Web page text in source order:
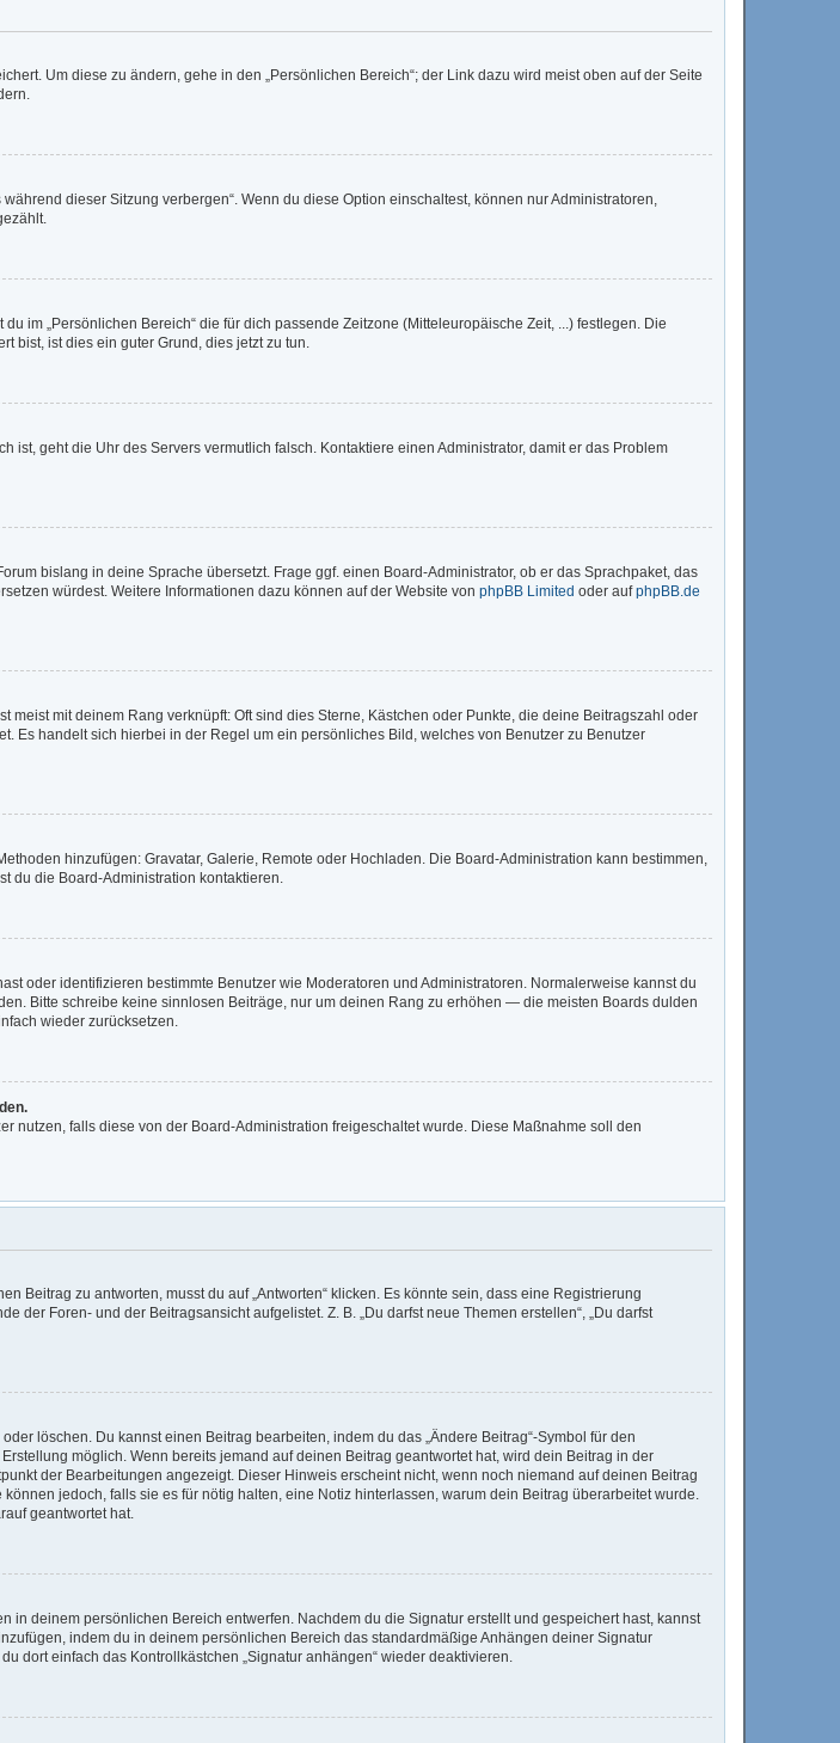
Um diese zu ändern, gehe in den „Persönlichen Bereich“; der Link dazu wird meist oben auf der Seite
dieser Sitzung verbergen“. Wenn du diese Option einschaltest, können nur Administratoren,
im „Persönlichen Bereich“ die für dich passende Zeitzone (Mitteleuropäische Zeit, ...) festlegen. Die
bist, ist dies ein guter Grund, dies jetzt zu tun.
geht die Uhr des Servers vermutlich falsch. Kontaktiere einen Administrator, damit er das Problem
bislang in deine Sprache übersetzt. Frage ggf. einen Board-Administrator, ob er das Sprachpaket, das
würdest. Weitere Informationen dazu können auf der Website von phpBB Limited oder aufphpBB.de
mit deinem Rang verknüpft: Oft sind dies Sterne, Kästchen oder Punkte, die deine Beitragszahl oder
Es handelt sich hierbei in der Regel um ein persönliches Bild, welches von Benutzer zu Benutzer
hinzufügen: Gravatar, Galerie, Remote oder Hochladen. Die Board-Administration kann bestimmen,
du die Board-Administration kontaktieren.
oder identifizieren bestimmte Benutzer wie Moderatoren und Administratoren. Normalerweise kannst du
Bitte schreibe keine sinnlosen Beiträge, nur um deinen Rang zu erhöhen — die meisten Boards dulden
wieder zurücksetzen.
nutzen, falls diese von der Board-Administration freigeschaltet wurde. Diese Maßnahme soll den
Beitrag zu antworten, musst du auf „Antworten“ klicken. Es könnte sein, dass eine Registrierung
Foren- und der Beitragsansicht aufgelistet. Z. B. „Du darfst neue Themen erstellen“, „Du darfst
löschen. Du kannst einen Beitrag bearbeiten, indem du das „Ändere Beitrag“-Symbol für den
möglich. Wenn bereits jemand auf deinen Beitrag geantwortet hat, wird dein Beitrag in der
der Bearbeitungen angezeigt. Dieser Hinweis erscheint nicht, wenn noch niemand auf deinen Beitrag
jedoch, falls sie es für nötig halten, eine Notiz hinterlassen, warum dein Beitrag überarbeitet wurde.
geantwortet hat.
deinem persönlichen Bereich entwerfen. Nachdem du die Signatur erstellt und gespeichert hast, kannst
indem du in deinem persönlichen Bereich das standardmäßige Anhängen deiner Signatur
dort einfach das Kontrollkästchen „Signatur anhängen“ wieder deaktivieren.